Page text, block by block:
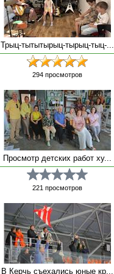
Трыц-тытытырыц-тырыц-тыц-...
294 просмотров
Просмотр детских работ ху...
221 просмотров
В Керчь съехались юные кр...